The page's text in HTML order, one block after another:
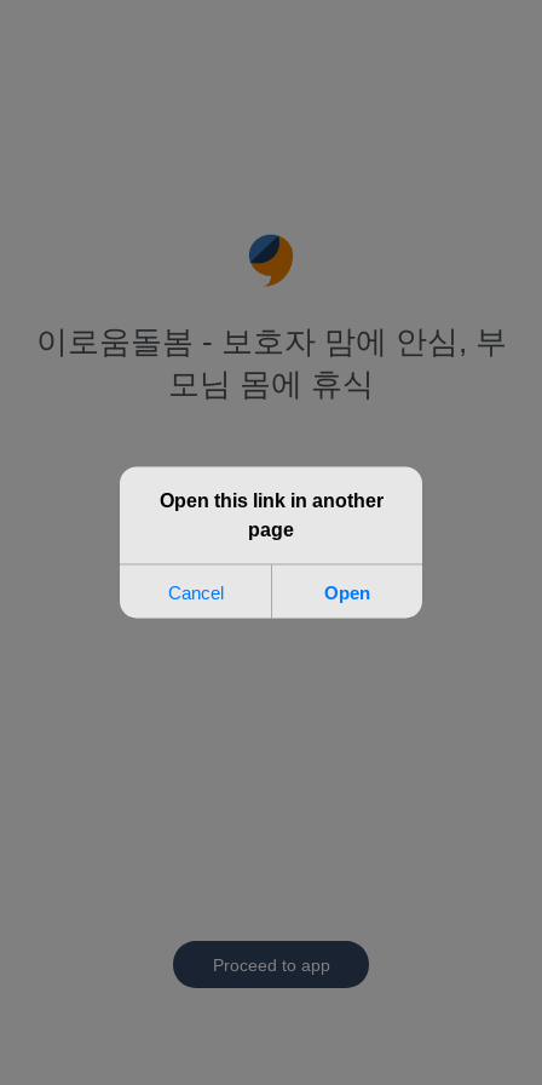
이로움돌봄 - 보호자 맘에 안심, 부
모님 몸에 휴식
Proceed to app